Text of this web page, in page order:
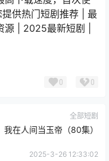
供热门短剧推荐 | 最
| 2025最新短剧 |
0 0
全部短剧
我在人间当玉帝（80集）
2025-3-26 12:33:02